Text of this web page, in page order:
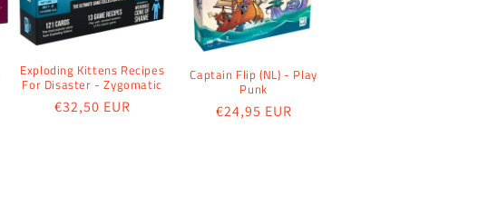
Exploding Kittens Recipes
For Disaster - Zygomatic
Normaler
€32,50 EUR
Captain Flip (NL) - Play
Punk
Normaler
€24,95 EUR